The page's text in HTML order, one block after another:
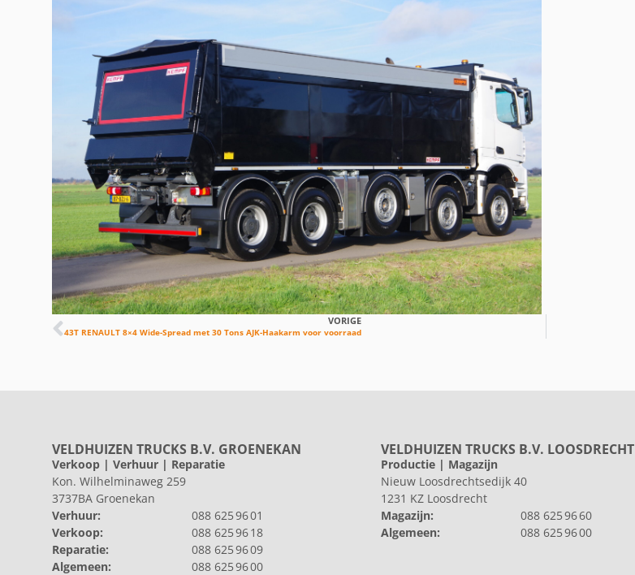
VORIGE
43T RENAULT 8×4 Wide-Spread met 30 Tons AJK-Haakarm voor voorraad
VELDHUIZEN TRUCKS B.V. GROENEKAN
Verkoop | Verhuur | Reparatie
Kon. Wilhelminaweg 259
3737BA Groenekan
Verhuur:
088 625 96 01
Verkoop:
088 625 96 18
Reparatie:
088 625 96 09
Algemeen:
088 625 96 00
VELDHUIZEN TRUCKS B.V. LOOSDRECHT
Productie | Magazijn
Nieuw Loosdrechtsedijk 40
1231 KZ Loosdrecht
Magazijn:
088 625 96 60
Algemeen:
088 625 96 00